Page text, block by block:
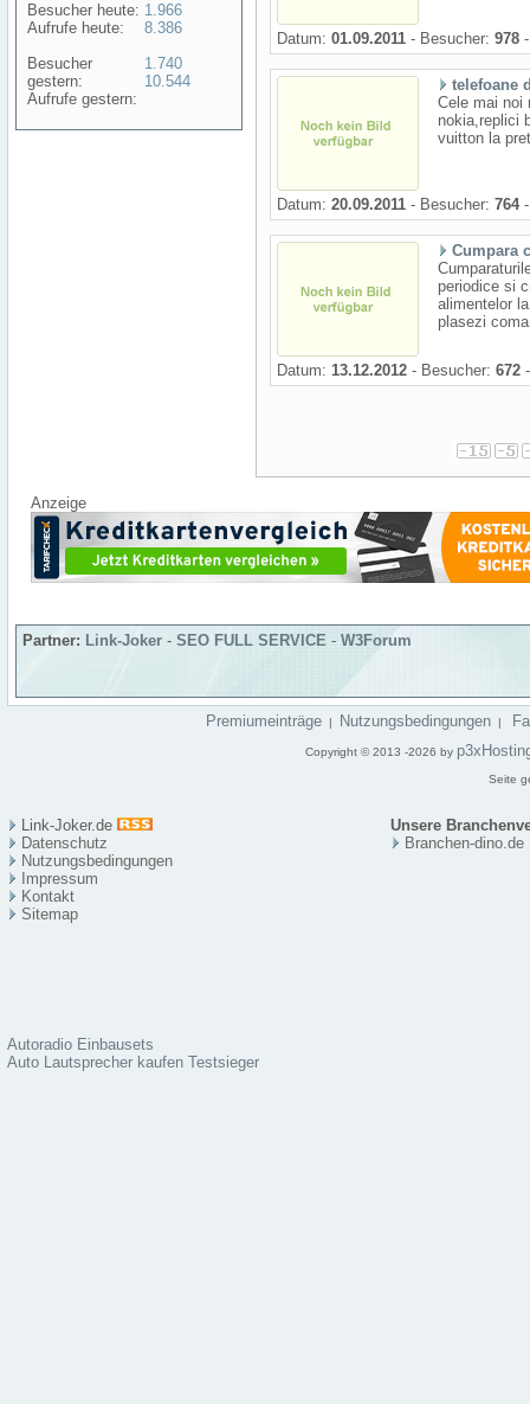
Besucher heute:
Aufrufe heute:
Besucher
gestern:
Aufrufe gestern:
1.966
8.386
1.740
10.544
Datum: 01.09.2011 - Besucher: 978
telefoane
Cele mai noi
nokia,replici
vuitton la
Datum: 20.09.2011 - Besucher: 764-
Cumpara
periodice si
alimentelor
plasezi
Datum: 13.12.2012 - Besucher: 672
Anzeige
Partner: Link-Joker - SEO FULL SERVICE - W3Forum
Premiumeinträge | Nutzungsbedingungen |
Copyright © 2013 -2026 by
Seite
Link-Joker.de
Unsere
Datenschutz
Nutzungsbedingungen
Impressum
Kontakt
Sitemap
Branchen-dino.de
Autoradio Einbausets
Auto Lautsprecher kaufen Testsieger